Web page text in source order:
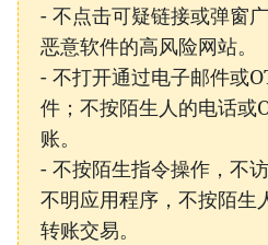
- 不点击可疑链接或弹窗
恶意软件的高风险网站。
- 不打开通过电子邮件或
件；不按陌生人的电话或
账。
- 不按陌生指令操作，不
不明应用程序，不按陌生
转账交易。